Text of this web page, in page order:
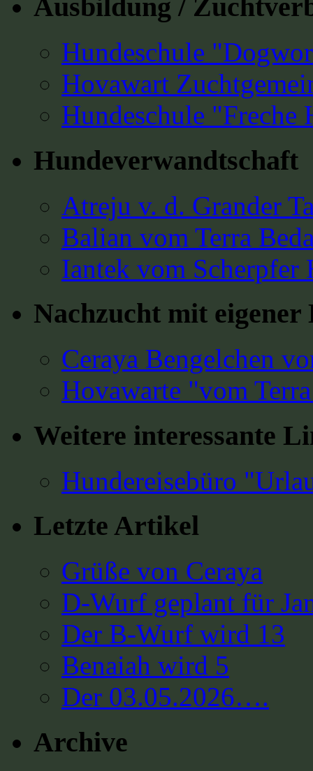
Ausbildung /
Hundeschule
Hovawart
Hundeschule "Freche
Hundeverwandtschaft
Atreju v. d. Grander
Balian vom Terra
Iantek vom Scherpfer
Nachzucht mit eigener
Ceraya Bengelchen
Hovawarte "vom
Weitere interessante
Hundereisebüro
Letzte Artikel
Grüße von Ceraya
D-Wurf geplant für
Der B-Wurf wird 13
Benaiah wird 5
Der 03.05.2026….
Archive